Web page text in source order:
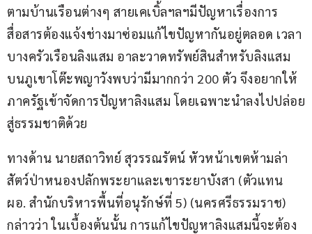
ตามบ้านเรือนต่างๆ สายเคเบิ้ลฯลฯมีปัญหาเรื่องการ
สื่อสารต้องแจ้งช่างมาซ่อมแก้ไขปัญหากันอยู่ตลอด เวลา
บางครัวเรือนลิงแสม อาละวาดทรัพย์สินสำหรับลิงแสม
บนภูเขาโต๊ะพญาวังพบว่ามีมากกว่า 200 ตัว จึงอยากให้
ภาครัฐเข้าจัดการปัญหาลิงแสม โดยเฉพาะนำลงไปปล่อย
สู่ธรรมชาติด้วย
ทางด้าน นายสถาวิทย์ สุวรรณรัตน์ หัวหน้าเขตห้ามล่า
สัตว์ป่าหนองปลักพระยาและเขาระยาบังสา (ตัวแทน
ผอ. สำนักบริหารพื้นที่อนุรักษ์ที่ 5) (นครศรีธรรมราช)
กล่าวว่า ในเบื้องต้นนั้น การแก้ไขปัญหาลิงแสมนี้จะต้อง